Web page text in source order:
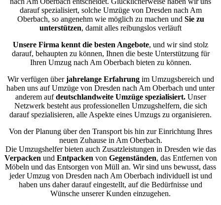
darauf spezialisiert, solche Umzüge von Dresden nach Am
Oberbach, so angenehm wie möglich zu machen und Sie zu
unterstützen, damit alles reibungslos verläuft
Unsere Firma kennt die besten Angebote, und wir sind stolz
darauf, behaupten zu können, Ihnen die beste Unterstützung für
Ihren Umzug nach Am Oberbach bieten zu können.
Wir verfügen überjahrelange Erfahrungim Umzugsbereich und
haben uns auf Umzüge von Dresden nach Am Oberbach und unter
anderem aufdeutschlandweite Umzüge spezialisiert.Unser
Netzwerk besteht aus professionellen Umzugshelfern, die sich
darauf spezialisieren, alle Aspekte eines Umzugs zu organisieren.
Von der Planung über den Transport bis hin zur Einrichtung Ihres
neuen Zuhause in Am Oberbach.
Die Umzugshelfer bieten auch Zusatzleistungen in Dresden wie das
Verpacken und Entpacken von Gegenständen, das Entfernen von
Möbeln und das Entsorgen von Müll an. Wir sind uns bewusst, dass
jeder Umzug von Dresden nach Am Oberbach individuell ist und
haben uns daher darauf eingestellt, auf die Bedürfnisse und
Wünsche unserer Kunden einzugehen.